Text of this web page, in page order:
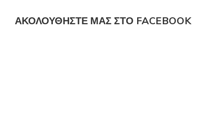
ΑΚΟΛΟΎΘΗΣΤΕ ΜΑΣ ΣΤΟ FACEBOOK